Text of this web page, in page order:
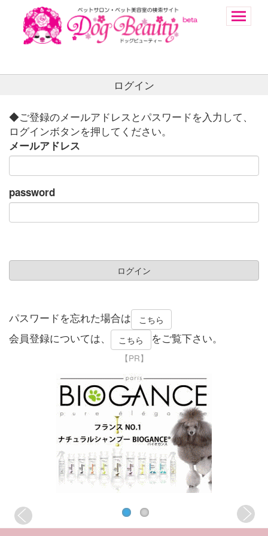
ログイン
◆ご登録のメールアドレスとパスワードを入力して、
ログインボタンを押してください。
メールアドレス
password
パスワードを忘れた場合は こちら
会員登録については、 こちら をご覧下さい。
【PR】